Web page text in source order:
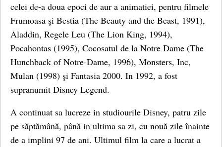
celei de-a doua epoci de aur a animatiei, pentru filmele
Frumoasa şi Bestia (The Beauty and the Beast, 1991),
Aladdin, Regele Leu (The Lion King, 1994),
Pocahontas (1995), Cocosatul de la Notre Dame (The
Hunchback of Notre-Dame, 1996), Monsters, Inc,
Mulan (1998) şi Fantasia 2000. In 1992, a fost
supranumit Disney Legend.
A continuat sa lucreze in studiourile Disney, patru zile
pe săptămână, până in ultima sa zi, cu nouă zile înainte
de a implini 97 de ani. Ultimul film la care a lucrat a